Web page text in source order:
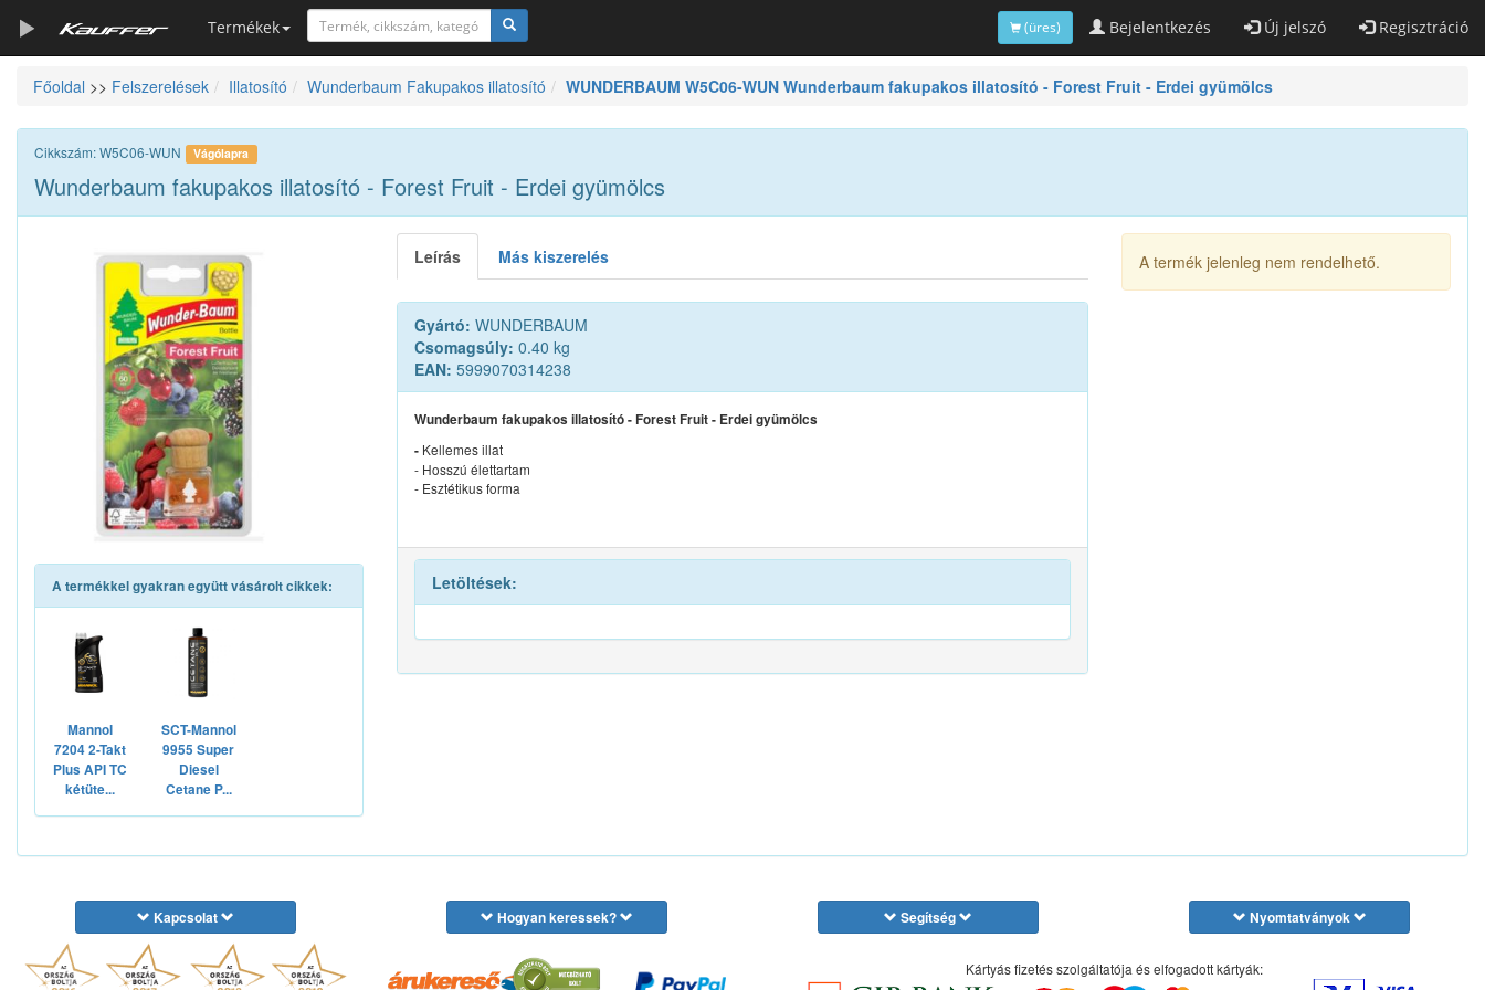
Termékek Bejelentkezés Új jelszó Regisztráció
(üres)
Szerszámkatalógus
Kosár
Alkatrészek
Főoldal >> Felszerelések Illatosító Wunderbaum Fakupakos illatosító WUNDERBAUM W5C06-WUN Wunderbaum fakupakos illatosító - Forest Fruit - Erdei gyümölcs
Cikkszám: W5C06-WUN Vágólapra
Wunderbaum fakupakos illatosító - Forest Fruit - Erdei gyümölcs
A termékkel gyakran együtt vásárolt cikkek:
Mannol
7204 2-Takt
Plus API TC
kétüte...
SCT-Mannol
9955 Super
Diesel
Cetane P...
Leírás Más kiszerelés
Gyártó: WUNDERBAUM
Csomagsúly: 0.40 kg
EAN: 5999070314238
Wunderbaum fakupakos illatosító - Forest Fruit - Erdei gyümölcs
- Kellemes illat
- Hosszú élettartam
- Esztétikus forma
Letöltések:
A termék jelenleg nem rendelhető.
Kapcsolat Hogyan keressek? Segítség Nyomtatványok
Kártyás fizetés szolgáltatója és elfogadott kártyák: